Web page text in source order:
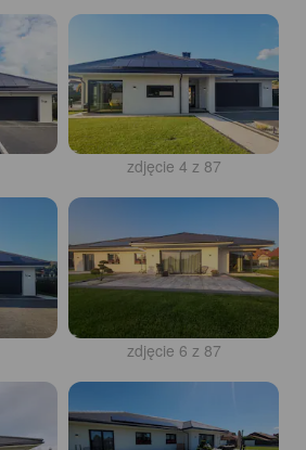
zdjęcie 4 z 87
zdjęcie 6 z 87